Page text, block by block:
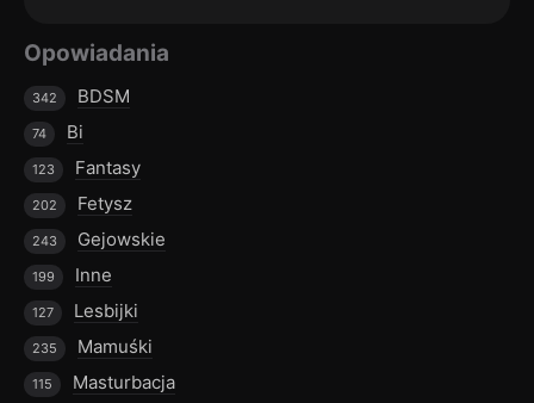
Opowiadania
BDSM
342
Bi
74
Fantasy
123
Fetysz
202
Gejowskie
243
Inne
199
Lesbijki
127
Mamuśki
235
Masturbacja
115